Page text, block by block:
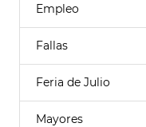
Empleo
Fallas
Feria de Julio
Mayores